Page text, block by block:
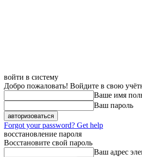
войти в систему
Добро пожаловать! Войдите в свою
Ваше имя
Ваш пароль
Forgot your password? Get help
восстановление пароля
Восстановите свой пароль
Ваш адрес